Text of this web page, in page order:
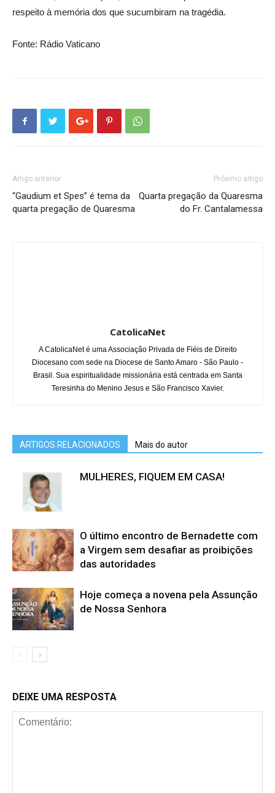
respeito à memória dos que sucumbiram na tragédia.
Fonte: Rádio Vaticano
Artigo anterior
“Gaudium et Spes” é tema da
quarta pregação de Quaresma
Próximo artigo
Quarta pregação da Quaresma
do Fr. Cantalamessa
CatolicaNet
A CatolicaNet é uma Associação Privada de Fiéis de Direito
Diocesano com sede na Diocese de Santo Amaro - São Paulo -
Brasil. Sua espiritualidade missionária está centrada em Santa
Teresinha do Menino Jesus e São Francisco Xavier.
ARTIGOS RELACIONADOS Mais do autor
MULHERES, FIQUEM EM CASA!
O último encontro de Bernadette com
a Virgem sem desafiar as proibições
das autoridades
Hoje começa a novena pela Assunção
de Nossa Senhora
DEIXE UMA RESPOSTA